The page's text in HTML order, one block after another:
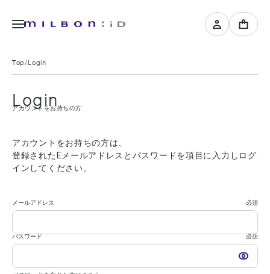
Top Login
Login
アカウントをお持ちの方
アカウントをお持ちの方は、
登録されたEメールアドレスとパスワードを項目に入力しログ
インしてください。
メールアドレス 必須
パスワード 必須